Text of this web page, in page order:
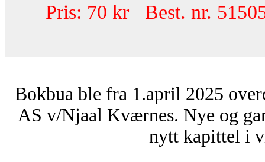
Pris: 70 kr Best. nr.
Bokbua ble fra 1.april 2025
AS v/Njaal Kværnes. Nye og
nytt kapittel i